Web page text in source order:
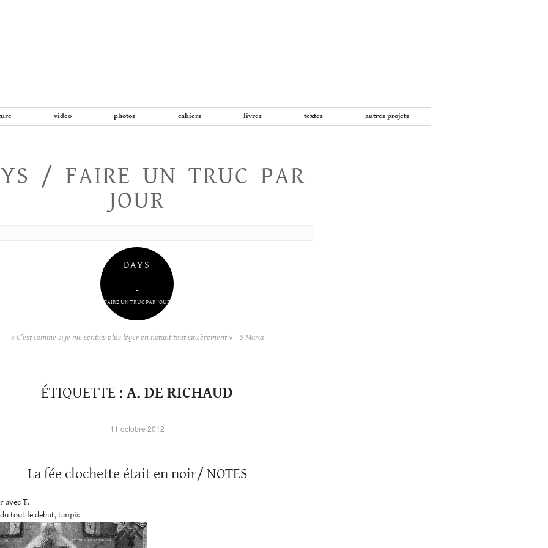
video photos cahiers livres textes autres projets
/ FAIRE UN TRUC PAR
JOUR
DAYS
–
FAIRE UN TRUC PAR JOUR
« C’est comme si je me sentais plus léger en notant tout sincèrement » – S Maraï
ÉTIQUETTE : A. DE RICHAUD
La fée clochette était en noir/ NOTES
avec T.
tout le debut, tanpis
11 octobre 2012